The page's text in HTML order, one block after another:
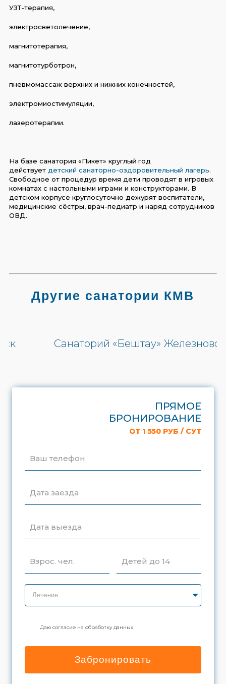
УЗТ-терапия,
электросветолечение,
магнитотерапия,
магнитотурботрон,
пневмомассаж верхних и нижних конечностей,
электромиостимуляции,
лазеротерапии.
На базе санатория «Пикет» круглый год
действуетдетский санаторно-оздоровительный лагерь.
Свободное от процедур время дети проводят в игровых
комнатах с настольными играми и конструкторами. В
детском корпусе круглосуточно дежурят воспитатели,
медицинские сёстры, врач-педиатр и наряд сотрудников
ОВД.
Другие санатории КМВ
Санаторий «Бештау» Железноводск
ПРЯМОЕ
БРОНИРОВАНИЕ
ОТ 1 550 РУБ / СУТ
Ваш телефон
Дата заезда
Дата выезда
Взрос. чел. Детей до 14
Лечение
Даю согласие на обработку данных
Забронировать